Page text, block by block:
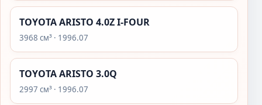
TOYOTA ARISTO 4.0Z I-FOUR
3968 см³ · 1996.07
TOYOTA ARISTO 3.0Q
2997 см³ · 1996.07